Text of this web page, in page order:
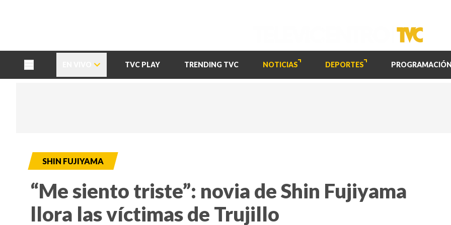
TVC PLAY TRENDING TVC NOTICIAS DEPORTES PROGRAMACIÓN
SHIN FUJIYAMA
“Me siento triste”: novia de Shin Fujiyama
llora las víctimas de Trujillo